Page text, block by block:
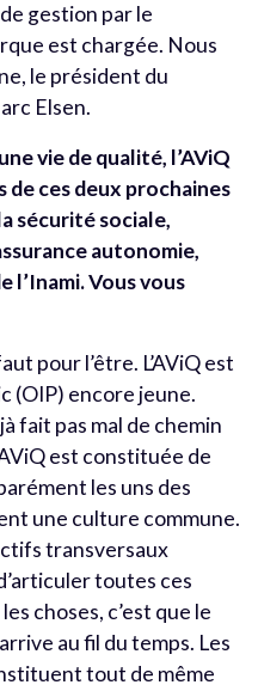
gestion par le
est chargée. Nous
le président du
Elsen.
vie de qualité, l’AViQ
ces deux prochaines
sécurité sociale,
autonomie,
l’Inami. Vous vous
pour l’être. L’AViQ est
(OIP) encore jeune.
fait pas mal de chemin
est constituée de
les uns des
une culture commune.
transversaux
toutes ces
choses, c’est que le
au fil du temps. Les
tout de même